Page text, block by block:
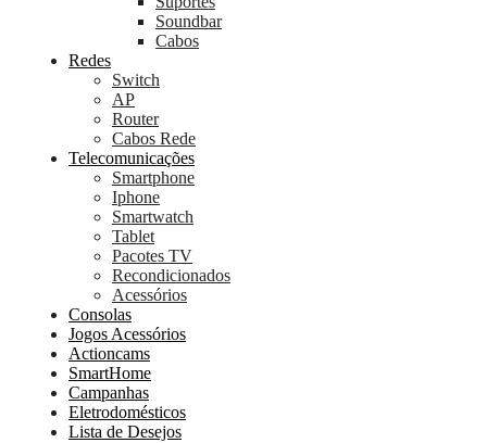
Soundbar
Cabos
Redes
Switch
AP
Router
Cabos Rede
Telecomunicações
Smartphone
Iphone
Smartwatch
Tablet
Pacotes TV
Recondicionados
Acessórios
Consolas
Jogos Acessórios
Actioncams
SmartHome
Campanhas
Eletrodomésticos
Lista de Desejos